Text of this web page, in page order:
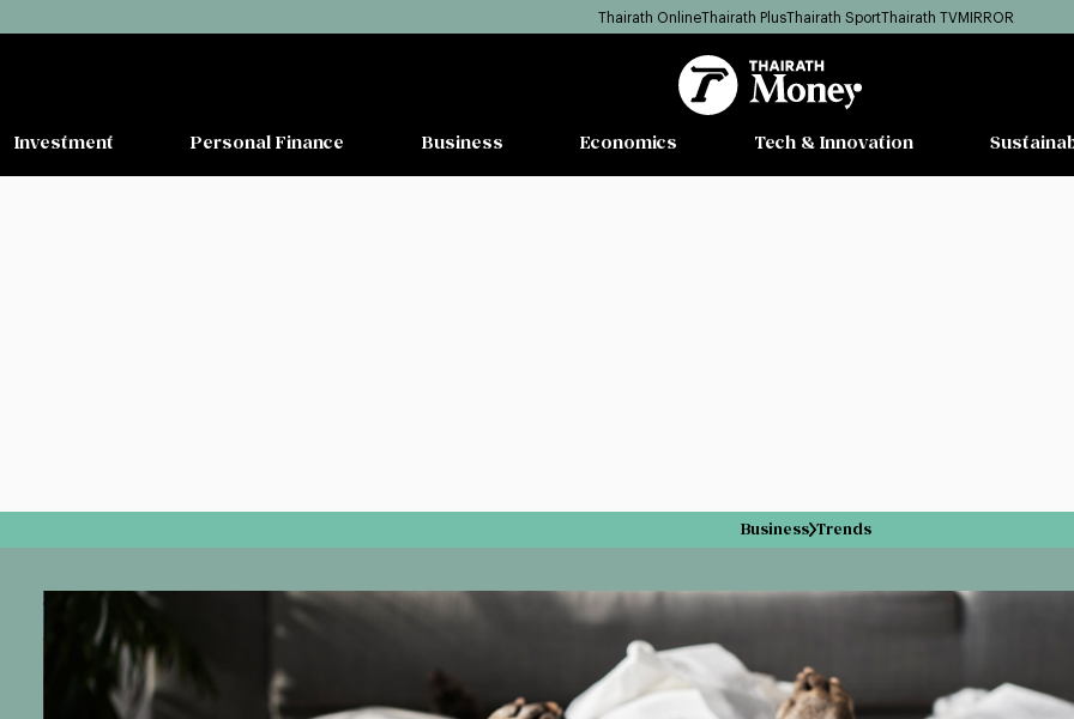
Thairath OnlineThairath PlusThairath SportThairath TVMIRROR
Investment Personal Finance Business Economics Tech & Innovation
Business Trends